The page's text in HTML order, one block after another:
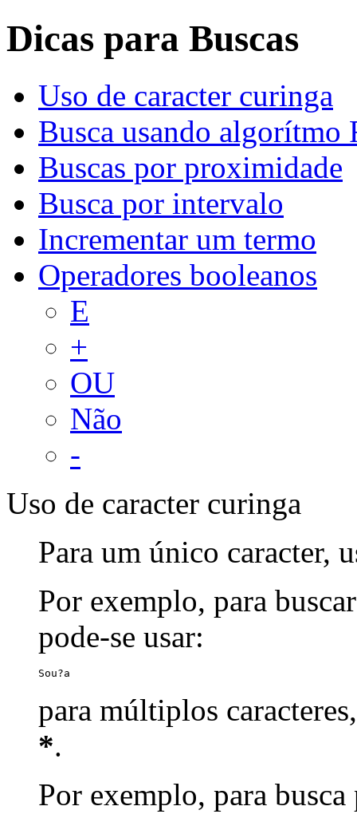
Dicas para Buscas
Uso de caracter curinga
Busca usando algorítmo
Buscas por proximidade
Busca por intervalo
Incrementar um termo
Operadores booleanos
E
+
OU
Não
-
Uso de caracter curinga
Para um único caracter,
Por exemplo, para
pode-se usar:
Sou?a
para múltiplos
*.
Por exemplo, para